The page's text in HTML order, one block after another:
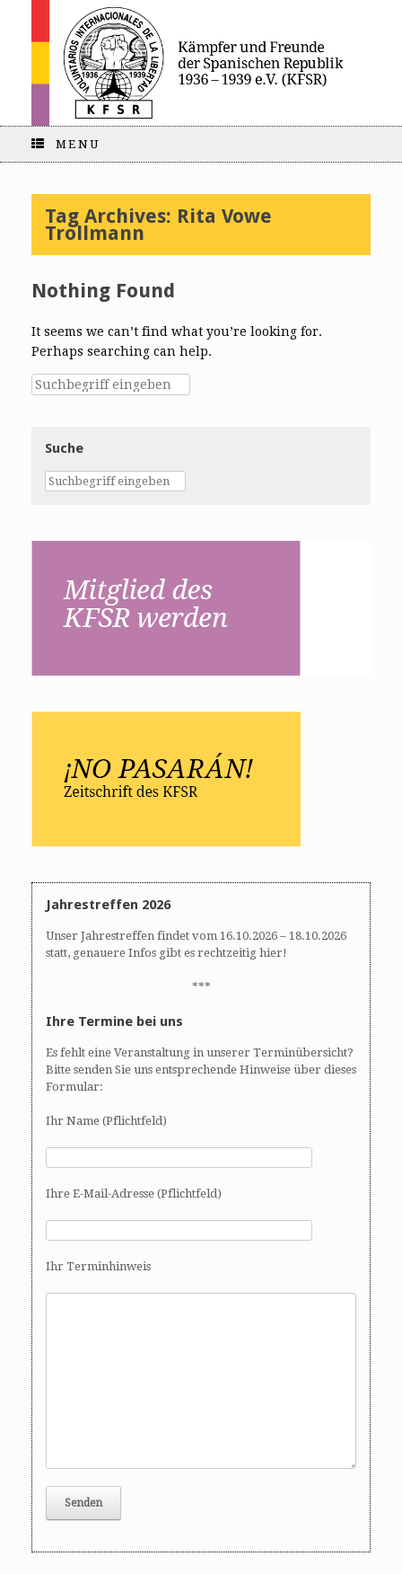
MENU
Tag Archives: Rita Vowe
Trollmann
Nothing Found
It seems we can’t find what you’re looking for.
Perhaps searching can help.
Suche
Jahrestreffen 2026
Unser Jahrestreffen findet vom 16.10.2026 – 18.10.2026
statt, genauere Infos gibt es rechtzeitig hier!
***
Ihre Termine bei uns
Es fehlt eine Veranstaltung in unserer Terminübersicht?
Bitte senden Sie uns entsprechende Hinweise über dieses
Formular:
Ihr Name (Pflichtfeld)
Ihre E-Mail-Adresse (Pflichtfeld)
Ihr Terminhinweis